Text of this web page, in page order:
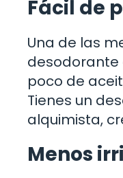
Fácil de
Una de las
desodorante
poco de
Tienes un
alquimista,
Menos